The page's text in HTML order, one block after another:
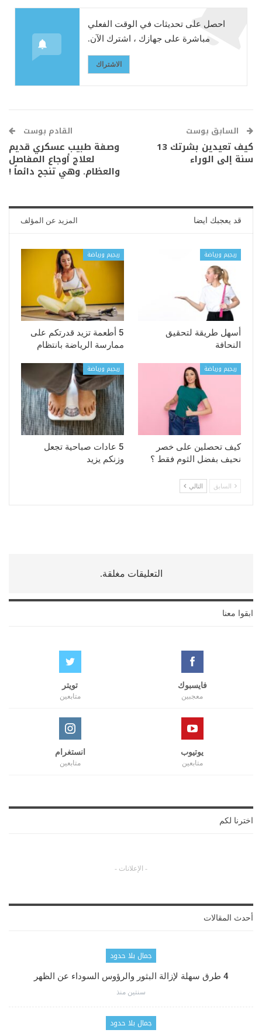
احصل على تحديثات في الوقت الفعلي
مباشرة على جهازك ، اشترك الآن.
الاشتراك
السابق بوست
كيف تعيدين بشرتك 13
سنة إلى الوراء
القادم بوست
وصفة طبيب عسكري قديم
لعلاج أوجاع المفاصل
والعظام. وهي تنجح دائماً !
قد يعجبك ايضا المزيد عن المؤلف
ريجيم ورياضة
أسهل طريقة لتحقيق
النحافة
ريجيم ورياضة
5 أطعمة تزيد قدرتكم على
ممارسة الرياضة بانتظام
ريجيم ورياضة
كيف تحصلين على خصر
نحيف بفضل الثوم فقط ؟
ريجيم ورياضة
5 عادات صباحية تجعل
وزنكم يزيد
السابق التالي
التعليقات مغلقة.
ابقوا معنا
فايسبوك
معجبين
تويتر
متابعين
يوتيوب
متابعين
انستغرام
متابعين
اخترنا لكم
- الإعلانات -
أحدث المقالات
جمال بلا حدود
4 طرق سهلة لإزالة البثور والرؤوس السوداء عن الظهر
سنتين منذ
جمال بلا حدود